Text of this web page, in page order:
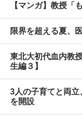
【マンガ】教授「
限界を超える夏、
東北大初代血内教
生編３】
3人の子育てと両
を開設